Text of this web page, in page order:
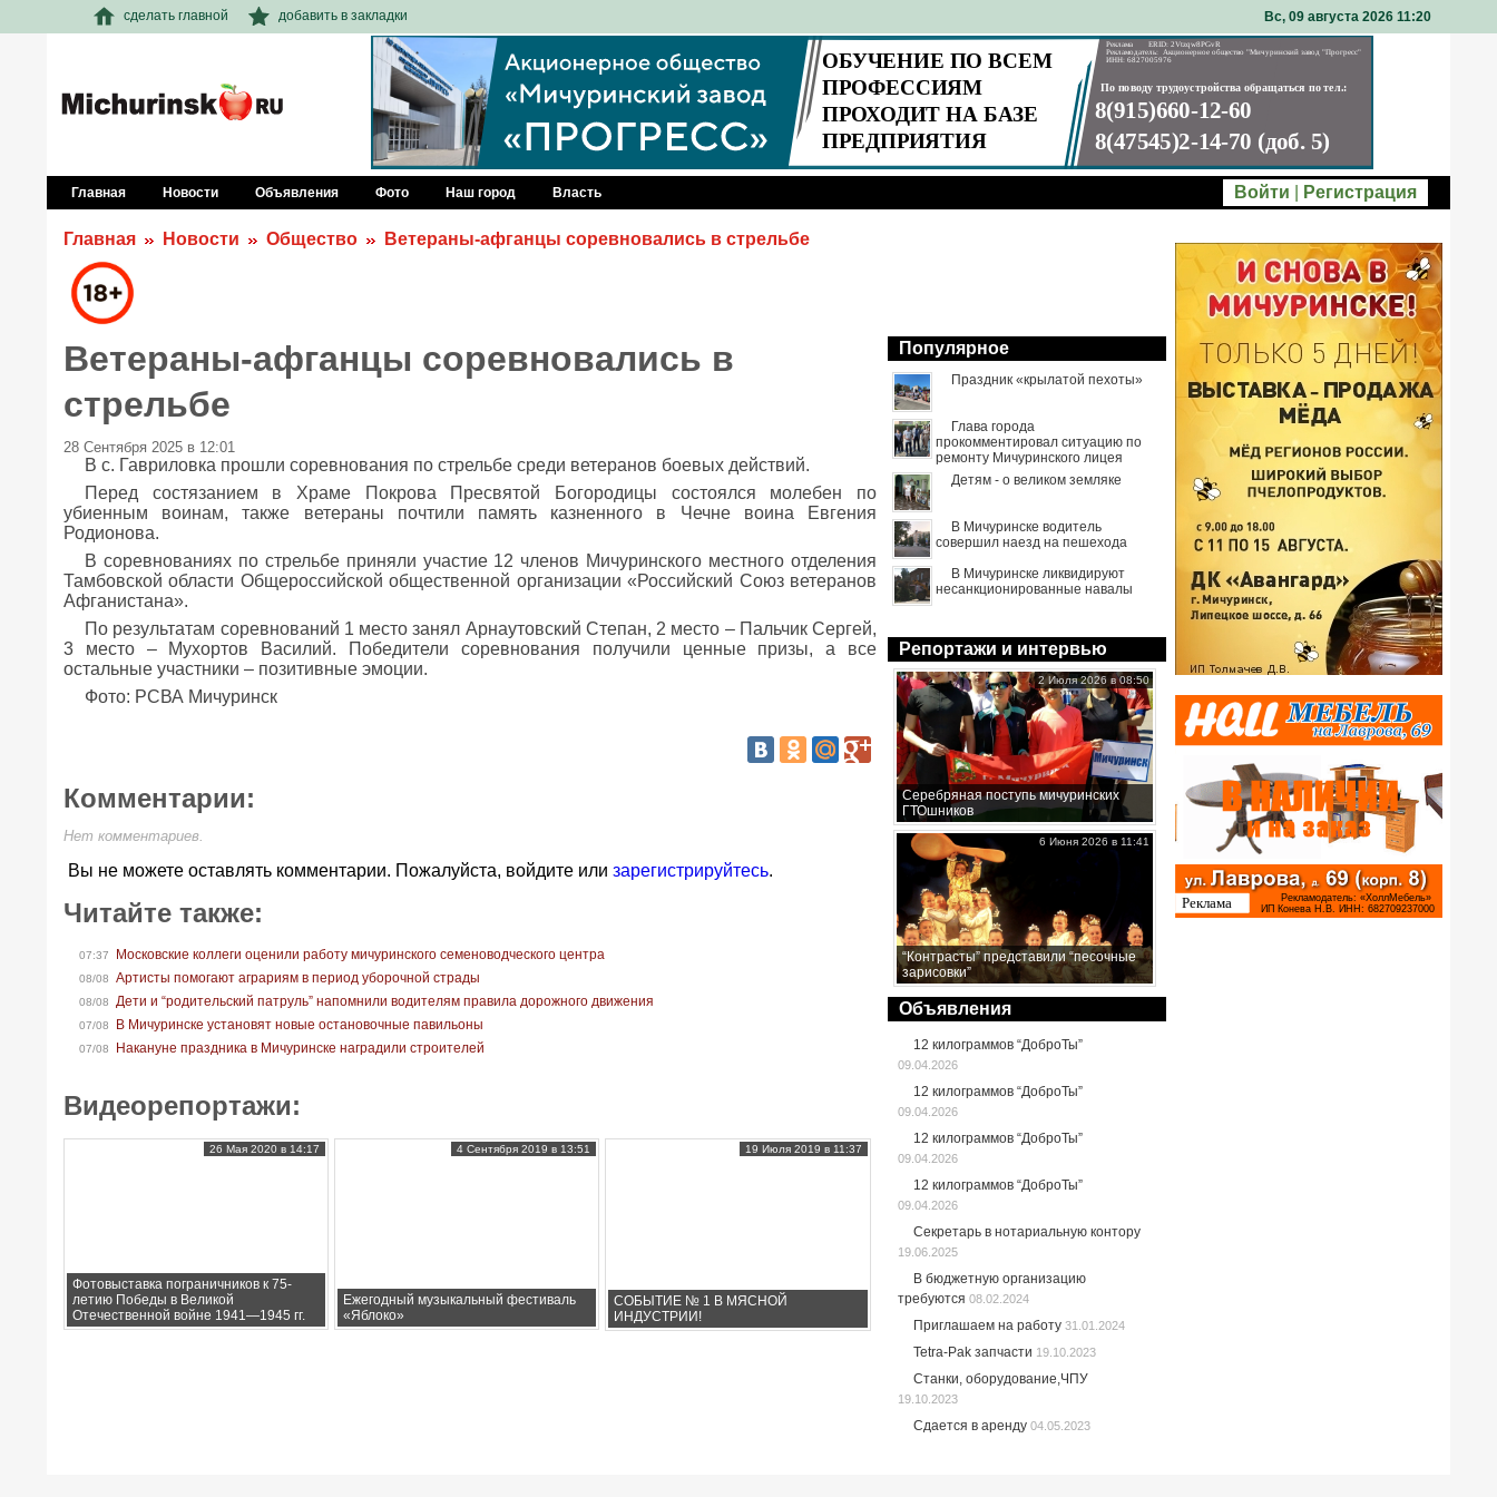
сделать главной добавить в закладки Вс, 09 августа 2026 11 20
Главная Новости Объявления Фото Наш город Власть Войти Регистрация
Главная Новости Общество Ветераны-афганцы соревновались в стрельбе
Ветераны-афганцы соревновались в
стрельбе
28 Сентября 2025 в 12:01
В с. Гавриловка прошли соревнования по стрельбе среди ветеранов боевых действий.
Перед состязанием в Храме Покрова Пресвятой Богородицы состоялся молебен по
убиенным воинам, также ветераны почтили память казненного в Чечне воина Евгения
Родионова.
В соревнованиях по стрельбе приняли участие 12 членов Мичуринского местного отделения
Тамбовской области Общероссийской общественной организации «Российский Союз ветеранов
Афганистана».
По результатам соревнований 1 место занял Арнаутовский Степан, 2 место – Пальчик Сергей,
3 место – Мухортов Василий. Победители соревнования получили ценные призы, а все
остальные участники – позитивные эмоции.
Фото: РСВА Мичуринск
Комментарии:
Нет комментариев.
Вы не можете оставлять комментарии. Пожалуйста, войдите или зарегистрируйтесь.
Читайте также:
07:37 Московские коллеги оценили работу мичуринского семеноводческого центра
08/08 Артисты помогают аграриям в период уборочной страды
08/08 Дети и “родительский патруль” напомнили водителям правила дорожного движения
07/08 В Мичуринске установят новые остановочные павильоны
07/08 Накануне праздника в Мичуринске наградили строителей
Видеорепортажи:
Фотовыставка пограничников к 75-
летию Победы в Великой
Отечественной войне 1941—1945 гг.
26 Мая 2020 в 14:17
Ежегодный музыкальный фестиваль
«Яблоко»
4 Сентября 2019 в 13:51
СОБЫТИЕ № 1 В МЯСНОЙ
ИНДУСТРИИ!
19 Июля 2019 в 11:37
Популярное
Праздник «крылатой пехоты»
Глава города
прокомментировал ситуацию по
ремонту Мичуринского лицея
Детям - о великом земляке
В Мичуринске водитель
совершил наезд на пешехода
В Мичуринске ликвидируют
несанкционированные навалы
Репортажи и интервью
Серебряная поступь мичуринских
ГТОшников
2 Июля 2026 в 08:50
“Контрасты” представили “песочные
зарисовки”
6 Июня 2026 в 11:41
Объявления
12 килограммов “ДоброТы”
09.04.2026
12 килограммов “ДоброТы”
09.04.2026
12 килограммов “ДоброТы”
09.04.2026
12 килограммов “ДоброТы”
09.04.2026
Секретарь в нотариальную контору
19.06.2025
В бюджетную организацию
требуются 08.02.2024
Приглашаем на работу 31.01.2024
Tetra-Pak запчасти 19.10.2023
Станки, оборудование,ЧПУ
19.10.2023
Сдается в аренду 04.05.2023